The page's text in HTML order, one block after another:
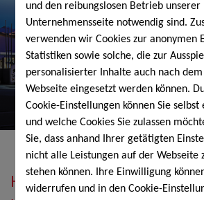
und den reibungslosen Betrieb
Unternehmensseite notwendig sind.
verwenden wir Cookies zur anonymen
Statistiken sowie solche, die zur
personalisierter Inhalte auch nach
Webseite eingesetzt werden können.
Cookie-Einstellungen können Sie selbst
und welche Cookies Sie zulassen
Sie, dass anhand Ihrer getätigten
nicht alle Leistungen auf der Webseite
stehen können. Ihre Einwilligung
widerrufen und in den Cookie-
Heizöl, Diesel,